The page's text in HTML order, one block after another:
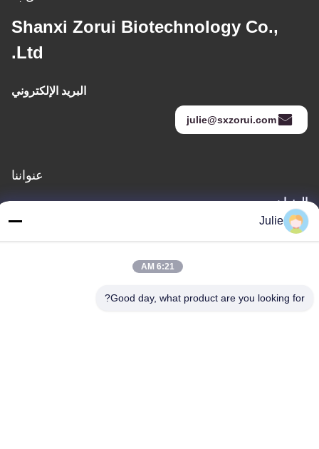
Shanxi Zorui Biotechnology Co.,
Ltd.
البريد الإلكتروني
julie@sxzorui.com
عنواننا
العنوان
رقم 1107 مبنى النصر 6، شارع يونغتاى، منطقة بينجتشينغ، داتونغ،
Julie
6:21 AM
Good day, what product are you looking for?